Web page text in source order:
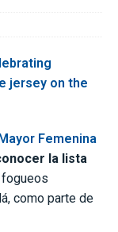
Femenina
la lista
como parte de